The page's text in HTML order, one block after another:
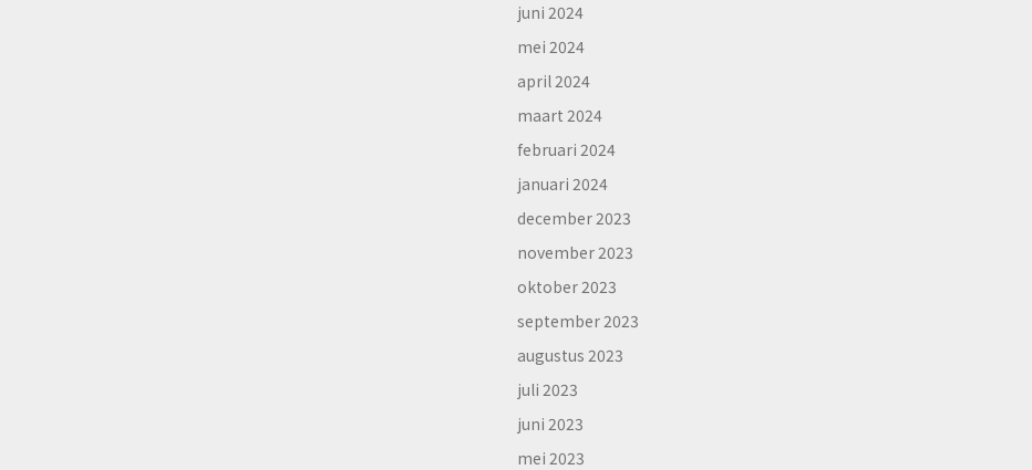
juni 2024
mei 2024
april 2024
maart 2024
februari 2024
januari 2024
december 2023
november 2023
oktober 2023
september 2023
augustus 2023
juli 2023
juni 2023
mei 2023